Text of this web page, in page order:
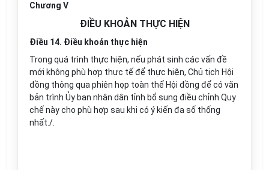
Chương V
ĐIỀU KHOẢN THỰC HIỆN
Điều 14. Điều khoản thực hiện
Trong quá trình thực hiện, nếu phát sinh các vấn đề
mới không phù hợp thực tế để thực hiện, Chủ tịch Hội
đồng thông qua phiên họp toàn thể Hội đồng để có văn
bản trình Ủy ban nhân dân tỉnh bổ sung điều chỉnh Quy
chế này cho phù hợp sau khi có ý kiến đa số thống
nhất./.